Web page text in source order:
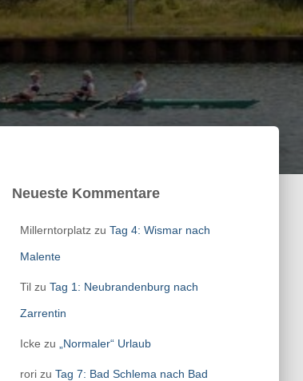
Neueste Kommentare
Millerntorplatzzu Tag 4: Wismar nach
Malente
Tilzu Tag 1: Neubrandenburg nach
Zarrentin
Icke zu „Normaler“ Urlaub
rorizu Tag 7: Bad Schlema nach Bad